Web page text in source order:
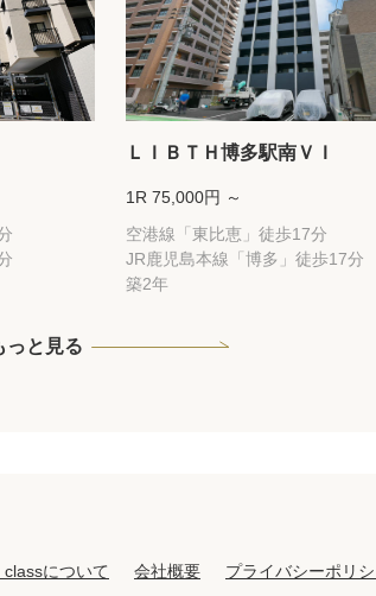
ＬＩＢＴＨ博多駅南ＶＩ
1R 75,000円 ～
空港線「東比恵」徒歩17分
JR鹿児島本線「博多」徒歩17分
築2年
っと見る
について 会社概要 プライバシーポリ